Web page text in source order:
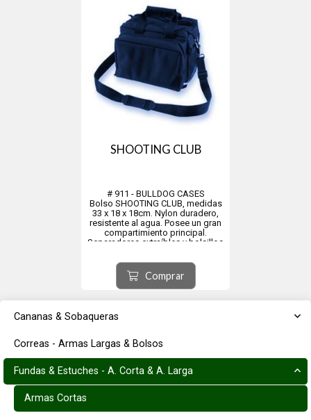
Cananas & Sobaqueras
Correas - Armas Largas & Bolsos
Fundas & Estuches - A. Corta & A. Larga
Armas Cortas
SHOOTING CLUB
# 911 - BULLDOG CASES
Bolso SHOOTING CLUB, medidas
33 x 18 x 18cm. Nylon duradero,
resistente al agua. Posee un gran
compartimiento principal.
Separadores extraíbles y bolsillos
adicional. Azul marino, bolsillos
varios de utilidad y cierres de
seguridad. Correa ajusta...
Comprar